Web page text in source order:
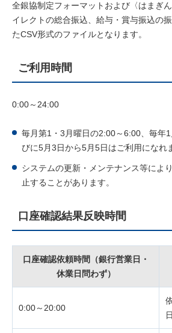
全銀協制定フォーマットおよび〈はまぎ
イレクトの総合振込、給与・賞与振込の
たCSV形式のファイルとなります。
ご利用時間
0:00～24:00
毎月第1・3月曜日の2:00～6:00、毎年
びに5月3日から5月5日はご利用になれ
システムの更新・メンテナンス等によ
止することがあります。
口座確認結果反映時間
口座確認依頼時間（銀行営業日・
休業日問わず）
0:00～20:00